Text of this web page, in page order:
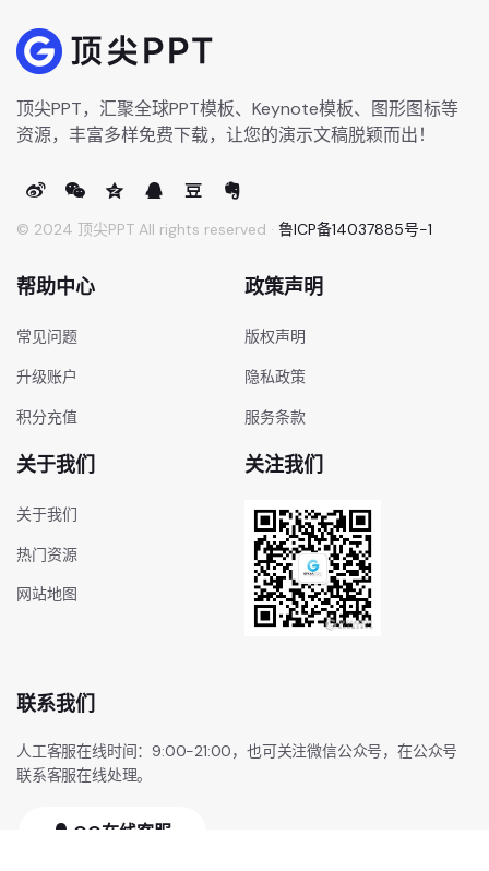
顶尖PPT，汇聚全球PPT模板、Keynote模板、图形图标等
资源，丰富多样免费下载，让您的演示文稿脱颖而出！
© 2024 顶尖PPT All rights reserved · 鲁ICP备14037885号-1
帮助中心
常见问题
升级账户
积分充值
政策声明
版权声明
隐私政策
服务条款
关于我们
关于我们
热门资源
网站地图
关注我们
联系我们
人工客服在线时间：9:00-21:00，也可关注微信公众号，在公众号
联系客服在线处理。
QQ在线客服